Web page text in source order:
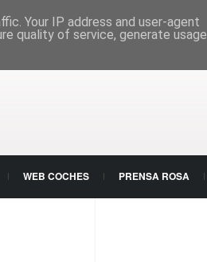
WEB COCHES PRENSA ROSA
Your IP address and user-agent
quality of service, generate usage